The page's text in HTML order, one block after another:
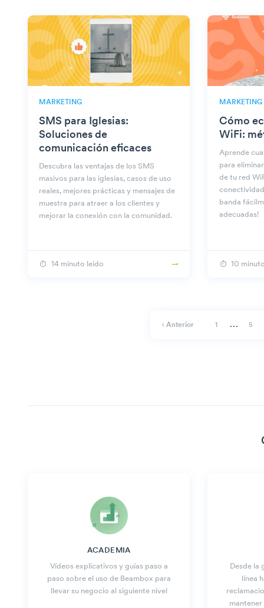
MARKETING
SMS para Iglesias:
Soluciones de
comunicación eficaces
Descubra las ventajas de los SMS
masivos para las iglesias, casos de uso
reales, mejores prácticas y mensajes de
muestra para atraer a los clientes y
mejorar la conexión con la comunidad.
14 minuto leído
MARKETING
Cómo
WiFi:
Aprende
para
de tu red
banda
adecuadas!
10
‹ Anterior 1 … 5
ACADEMIA
Vídeos explicativos y guías paso a
paso sobre el uso de Beambox para
llevar su negocio al siguiente nivel
Desde la
línea
mantener